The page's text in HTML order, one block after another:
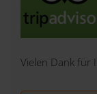
Vielen Dank für